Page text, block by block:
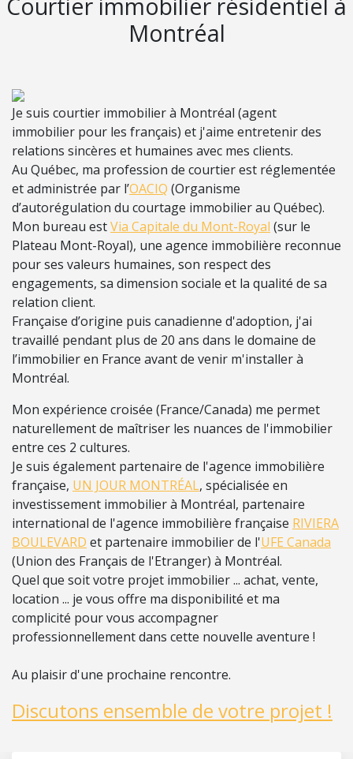
Montréal
Je suis courtier immobilier à Montréal (agent
immobilier pour les français) et j'aime entretenir des
relations sincères et humaines avec mes clients.
Au Québec, ma profession de courtier est réglementée
et administrée par l’OACIQ (Organisme
d’autorégulation du courtage immobilier au Québec).
Mon bureau estVia Capitale du Mont-Royal (sur le
Plateau Mont-Royal), une agence immobilière reconnue
pour ses valeurs humaines, son respect des
engagements, sa dimension sociale et la qualité de sa
relation client.
Française d’origine puis canadienne d'adoption, j'ai
travaillé pendant plus de 20 ans dans le domaine de
l’immobilier en France avant de venir m'installer à
Montréal.
Mon expérience croisée (France/Canada) me permet
naturellement de maîtriser les nuances de l'immobilier
entre ces 2 cultures.
Je suis également partenaire de l'agence immobilière
française, UN JOUR MONTRÉAL, spécialisée en
investissement immobilier à Montréal, partenaire
international de l'agence immobilière française RIVIERA
BOULEVARD et partenaire immobilier de l'UFE Canada
(Union des Français de l'Etranger) à Montréal.
Quel que soit votre projet immobilier ... achat, vente,
location ... je vous offre ma disponibilité et ma
complicité pour vous accompagner
professionnellement dans cette nouvelle aventure !
Au plaisir d'une prochaine rencontre.
Discutons ensemble de votre projet !